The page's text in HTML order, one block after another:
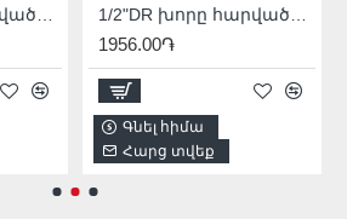
1956.00֏
Գնել հիմա
Հարց տվեք